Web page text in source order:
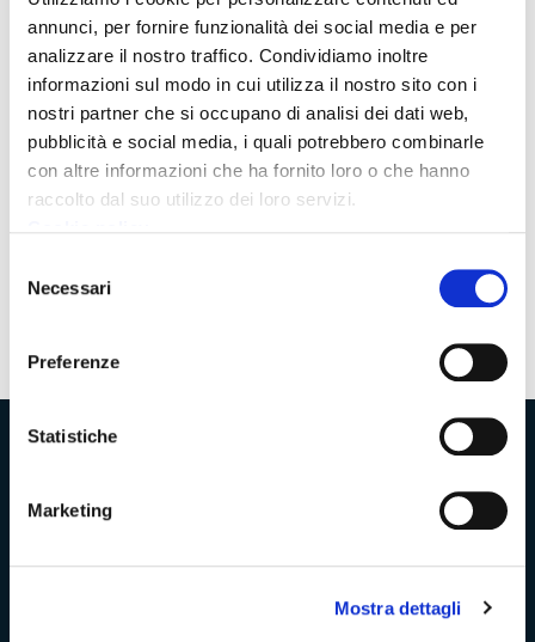
annunci, per fornire funzionalità dei social media e per
analizzare il nostro traffico. Condividiamo inoltre
informazioni sul modo in cui utilizza il nostro sito con i
nostri partner che si occupano di analisi dei dati web,
pubblicità e social media, i quali potrebbero combinarle
con altre informazioni che ha fornito loro o che hanno
raccolto dal suo utilizzo dei loro servizi.
delNecessari
Preferenze
Statistiche
Marketing
Mostra dettagli
Scuole, aziende e Provincia: insieme per il
lavoro
Incontro tra il presidente Lorenzetti, i dirigenti scolastici e
i vertici di Baker Hughes: entro marzo un protocollo su
orientamento e formazione
precedente
Pagina
successiva
Trasparenza e Accessibilità